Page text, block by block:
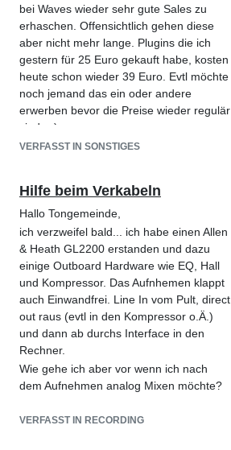
bei Waves wieder sehr gute Sales zu
erhaschen. Offensichtlich gehen diese
aber nicht mehr lange. Plugins die ich
gestern für 25 Euro gekauft habe, kosten
heute schon wieder 39 Euro. Evtl möchte
noch jemand das ein oder andere
erwerben bevor die Preise wieder regulär
sind ;-)
Beste Grüße
VERFASST IN SONSTIGES
Hilfe beim Verkabeln
Hallo Tongemeinde,
ich verzweifel bald... ich habe einen Allen
& Heath GL2200 erstanden und dazu
einige Outboard Hardware wie EQ, Hall
und Kompressor. Das Aufnhemen klappt
auch Einwandfrei. Line In vom Pult, direct
out raus (evtl in den Kompressor o.Ä.)
und dann ab durchs Interface in den
Rechner.
Wie gehe ich aber vor wenn ich nach
dem Aufnehmen analog Mixen möchte?
durch einen Out vom Interface ins Pult.
VERFASST IN RECORDING